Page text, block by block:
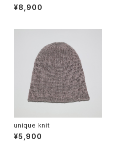
¥8,900
unique knit
¥5,900